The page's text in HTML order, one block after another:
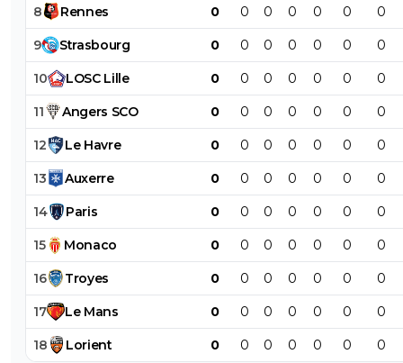
8 Rennes 0 0 0 0 0 0 0
9 Strasbourg 0 0 0 0 0 0 0
10 LOSC Lille 0 0 0 0 0 0 0
11 Angers SCO 0 0 0 0 0 0 0
12 Le Havre 0 0 0 0 0 0 0
13 Auxerre 0 0 0 0 0 0 0
14 Paris 0 0 0 0 0 0 0
15 Monaco 0 0 0 0 0 0 0
16 Troyes 0 0 0 0 0 0 0
17 Le Mans 0 0 0 0 0 0 0
18 Lorient 0 0 0 0 0 0 0